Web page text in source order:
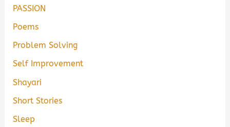
PASSION
Poems
Problem Solving
Self Improvement
Shayari
Short Stories
Sleep